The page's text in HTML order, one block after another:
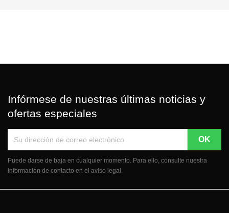
Infórmese de nuestras últimas noticias y
ofertas especiales
Puede darse de baja en cualquier momento. Para ello, consulte nuestra
información de contacto en el aviso legal.